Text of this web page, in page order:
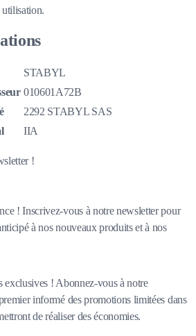
STABYL
010601A72B
2292 STABYL SAS
IIA
!
! Inscrivez-vous à notre newsletter pour
à nos nouveaux produits et à nos
exclusives ! Abonnez-vous à notre
informé des promotions limitées dans
de réaliser des économies.